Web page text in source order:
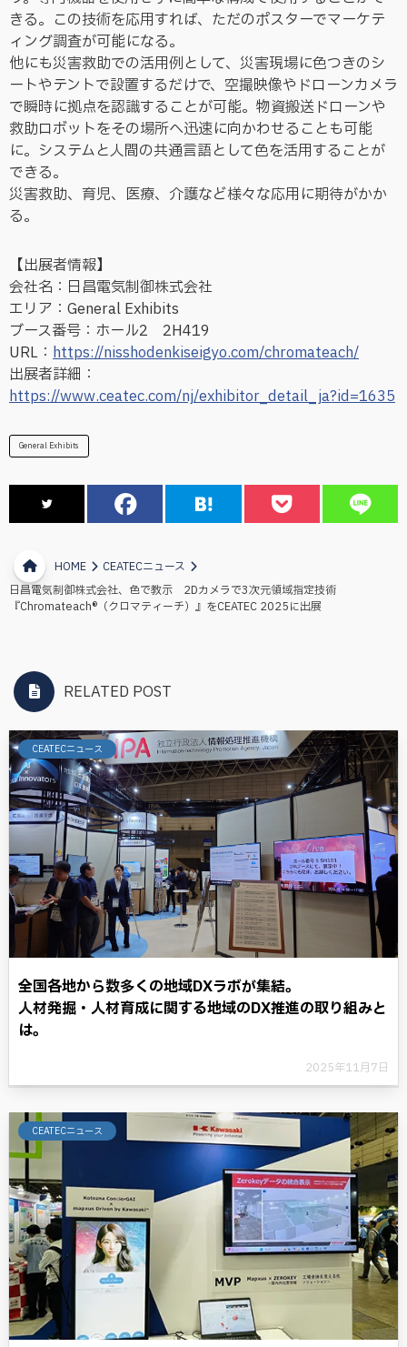
きる。この技術を応用すれば、ただのポスターでマーケテ
ィング調査が可能になる。
他にも災害救助での活用例として、災害現場に色つきのシ
ートやテントで設置するだけで、空撮映像やドローンカメラ
で瞬時に拠点を認識することが可能。物資搬送ドローンや
救助ロボットをその場所へ迅速に向かわせることも可能
に。システムと人間の共通言語として色を活用することが
できる。
災害救助、育児、医療、介護など様々な応用に期待がかか
る。
【出展者情報】
会社名：日昌電気制御株式会社
エリア：General Exhibits
ブース番号：ホール2 2H419
URL： https://nisshodenkiseigyo.com/chromateach/
出展者詳細：
https://www.ceatec.com/nj/exhibitor_detail_ja?id=1635
General Exhibits
HOME
CEATECニュース
日昌電気制御株式会社、色で教示 2Dカメラで3次元領域指定技術
『Chromateach®（クロマティーチ）』をCEATEC 2025に出展
RELATED POST
CEATECニュース
全国各地から数多くの地域DXラボが集結。
人材発掘・人材育成に関する地域のDX推進の取り組みと
は。
2025年11月7日
CEATECニュース